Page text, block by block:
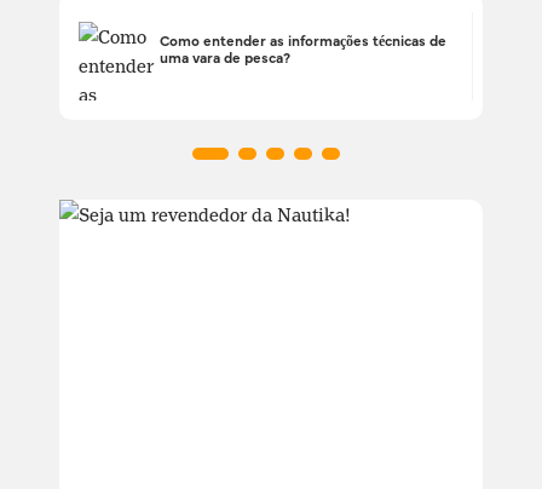
Como entender as informações técnicas de
uma vara de pesca?